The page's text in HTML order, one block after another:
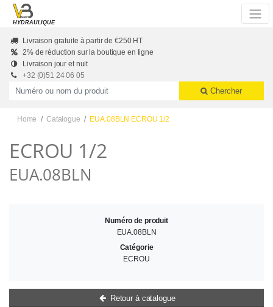
Skip to main content
HYDRAULIQUE
Livraison gratuite à partir de €250 HT
2% de réduction sur la boutique en ligne
Livraison jour et nuit
+32 (0)51 24 06 05
Productnummer of naam
Chercher
Home Catalogue EUA.08BLN ECROU 1/2
ECROU 1/2
EUA.08BLN
Numéro de produit
EUA.08BLN
Catégorie
ECROU
Retour à catalogue